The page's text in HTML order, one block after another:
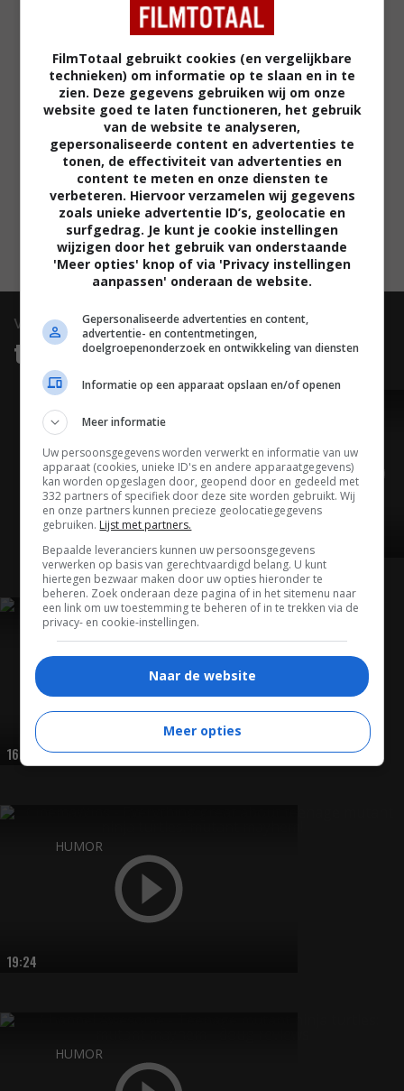
aanvallen als ze zich onder hen zouden begeven.
gewoon deel uitmaken van de maatschappij. Ze
komen op het idee om een mysterieuze crimineel,
die de laatste tijd actief is in New York, op te
sporen en te verslaan, en op die manier gezien te
worden als helden. Klinkt simpel, maar dat blijkt
het niet te zijn.
LEES VERDER
video
trailers & clips
01:16
TRAILER
16:48
HUMOR
19:24
HUMOR
HUMOR
FilmTotaal gebruikt cookies (en vergelijkbare
technieken) om informatie op te slaan en in te
zien. Deze gegevens gebruiken wij om onze
website goed te laten functioneren, het gebruik
van de website te analyseren,
gepersonaliseerde content en advertenties te
tonen, de effectiviteit van advertenties en
content te meten en onze diensten te
verbeteren. Hiervoor verzamelen wij gegevens
zoals unieke advertentie ID’s, geolocatie en
surfgedrag. Je kunt je cookie instellingen
wijzigen door het gebruik van onderstaande
'Meer opties' knop of via 'Privacy instellingen
aanpassen' onderaan de website.
Gepersonaliseerde advertenties en content,
advertentie- en contentmetingen,
doelgroepenonderzoek en ontwikkeling van diensten
Informatie op een apparaat opslaan en/of openen
Meer informatie
Uw persoonsgegevens worden verwerkt en informatie van uw
apparaat (cookies, unieke ID's en andere apparaatgegevens)
kan worden opgeslagen door, geopend door en gedeeld met
332 partners of specifiek door deze site worden gebruikt. Wij
en onze partners kunnen precieze geolocatiegegevens
gebruiken. Lijst met partners.
Bepaalde leveranciers kunnen uw persoonsgegevens
verwerken op basis van gerechtvaardigd belang. U kunt
hiertegen bezwaar maken door uw opties hieronder te
beheren. Zoek onderaan deze pagina of in het sitemenu naar
een link om uw toestemming te beheren of in te trekken via de
privacy- en cookie-instellingen.
Naar de website
Meer opties